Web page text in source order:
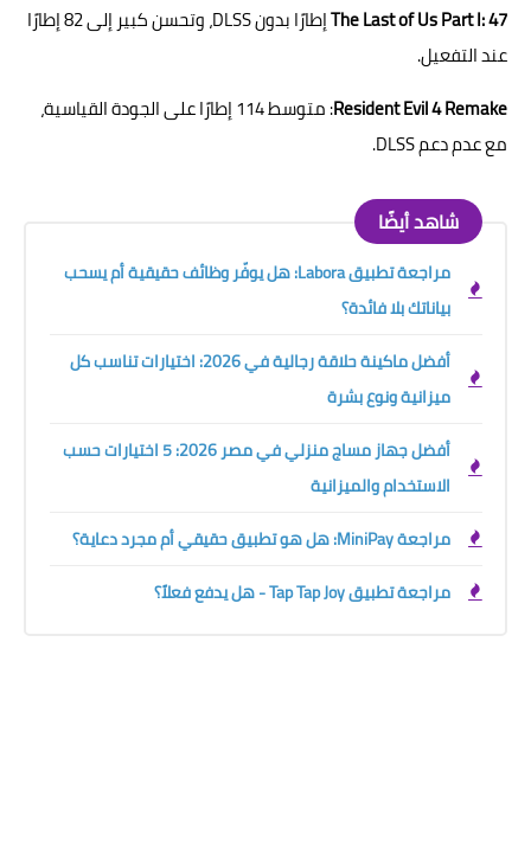
The Last of Us Part I: 47
إطارًا بدون DLSS، وتحسن كبير إلى 82 إطارًا
عند التفعيل.
Resident Evil 4 Remake
: متوسط 114 إطارًا على الجودة القياسية،
مع عدم دعم DLSS.
شاهد أيضًا
مراجعة تطبيق Labora: هل يوفّر وظائف حقيقية أم يسحب
بياناتك بلا فائدة؟
أفضل ماكينة حلاقة رجالية في 2026: اختيارات تناسب كل
ميزانية ونوع بشرة
أفضل جهاز مساج منزلي في مصر 2026: 5 اختيارات حسب
الاستخدام والميزانية
مراجعة MiniPay: هل هو تطبيق حقيقي أم مجرد دعاية؟
مراجعة تطبيق Tap Tap Joy - هل يدفع فعلاً؟